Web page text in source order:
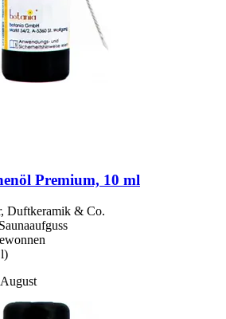
Premium, 10 ml
Duftkeramik & Co.